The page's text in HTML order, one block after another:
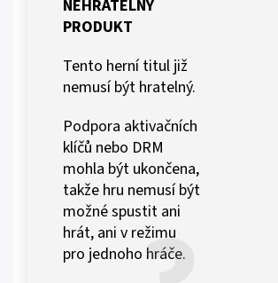
NEHRATELNÝ
PRODUKT
Tento herní titul již
nemusí být hratelný.
Podpora aktivačních
klíčů nebo DRM
mohla být ukončena,
takže hru nemusí být
možné spustit ani
hrát, ani v režimu
pro jednoho hráče.